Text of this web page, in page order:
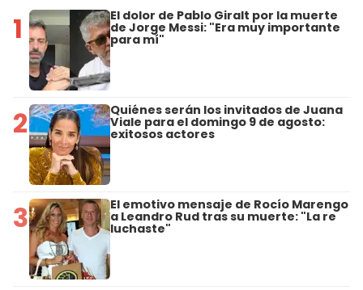
1 El dolor de Pablo Giralt por la muerte
de Jorge Messi: "Era muy importante
para mí"
2 Quiénes serán los invitados de Juana
Viale para el domingo 9 de agosto:
exitosos actores
3 El emotivo mensaje de Rocío Marengo
a Leandro Rud tras su muerte: "La re
luchaste"